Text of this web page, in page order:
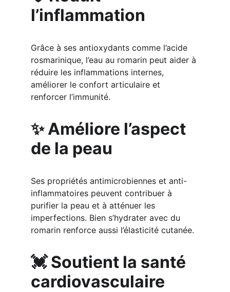
l’inflammation
Grâce à ses antioxydants comme l’acide
rosmarinique, l’eau au romarin peut aider à
réduire les inflammations internes,
améliorer le confort articulaire et
renforcer l’immunité.
✨ Améliore l’aspect
de la peau
Ses propriétés antimicrobiennes et anti-
inflammatoires peuvent contribuer à
purifier la peau et à atténuer les
imperfections. Bien s’hydrater avec du
romarin renforce aussi l’élasticité cutanée.
💓 Soutient la santé
cardiovasculaire